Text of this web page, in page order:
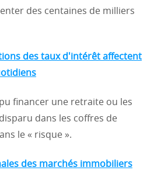
des centaines de milliers
des taux d'intérêt affectent
financer une retraite ou les
dans les coffres de
le « risque ».
des marchés immobiliers